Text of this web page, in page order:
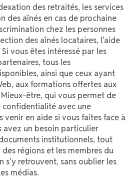
des retraités, les services
des aînés en cas de prochaine
chez les personnes
des aînés locataires, l’aide
vous êtes intéressé par les
tous les
ainsi que ceux ayant
aux formations offertes aux
être, qui vous permet de
avec une
venir en aide si vous faites face à
avez un besoin particulier
institutionnels, tout
régions et les membres du
s’y retrouvent, sans oublier les
médias.